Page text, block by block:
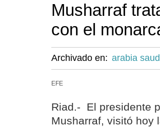
Musharraf
con el
Archivado en: arabia
EFE
Riad.- El presidente
Musharraf, visitó hoy